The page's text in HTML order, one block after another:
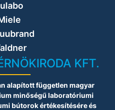
KFT.
alapított független magyar
minőségű laboratóriumi
bútorok értékesítésére és